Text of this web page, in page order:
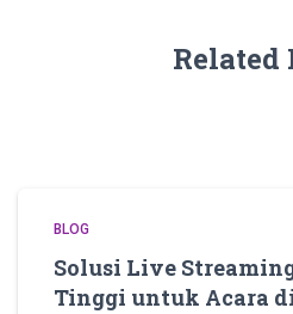
Related
BLOG
Solusi Live
Tinggi untuk Acara